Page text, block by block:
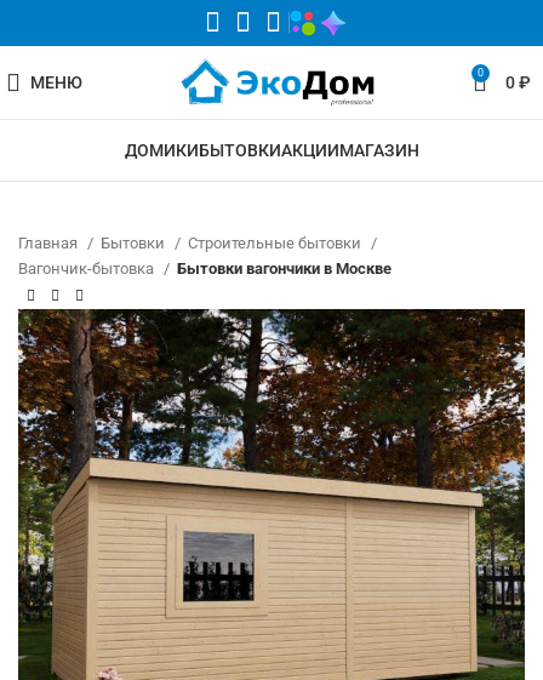
МЕНЮ 0 0₽
ДОМИКИБЫТОВКИАКЦИИМАГАЗИН
Главная Бытовки
Строительные бытовки
Вагончик-бытовка
Бытовки вагончики в Москве